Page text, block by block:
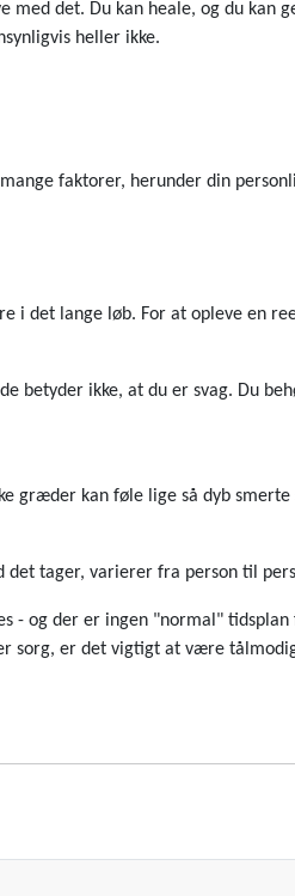
det. Du kan heale, og du kan
heller ikke.
faktorer, herunder din
det lange løb. For at opleve en
betyder ikke, at du er svag. Du
græder kan føle lige så dyb
tager, varierer fra person til
- og der er ingen "normal"
sorg, er det vigtigt at være